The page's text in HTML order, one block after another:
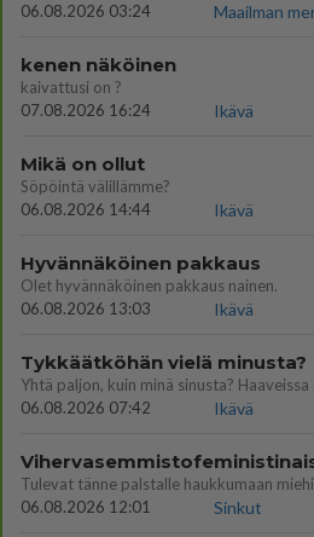
06.08.2026 03:24
Maailman
kenen näköinen
kaivattusi on ?
07.08.2026 16:24
Ikävä
Mikä on ollut
Söpöintä välillämme?
06.08.2026 14:44
Ikävä
Hyvännäköinen pakkaus
Olet hyvännäköinen pakkaus nainen.
06.08.2026 13:03
Ikävä
Tykkäätköhän vielä minusta?
06.08.2026 07:42
Ikävä
06.08.2026 12:01
Sinkut